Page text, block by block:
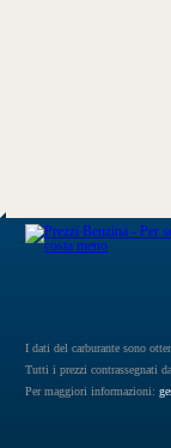
I dati del carburante sono
Tutti i prezzi contrassegnati da
Per maggiori informazioni: